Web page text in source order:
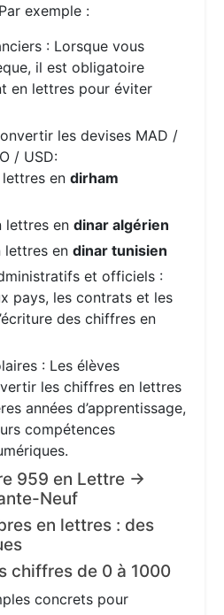
exemple :
: Lorsque vous
il est obligatoire
en lettres pour éviter
les devises MAD /
/ USD:
lettres endirham
lettres endinar algérien
lettres endinar tunisien
et officiels :
pays, les contrats et les
des chiffres en
: Les élèves
les chiffres en lettres
années d’apprentissage,
compétences
959 en Lettre →
Neuf
en lettres : des
chiffres de 0 à 1000
concrets pour